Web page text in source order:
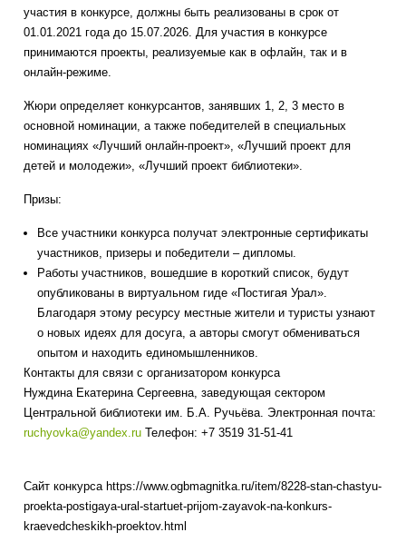
участия в конкурсе, должны быть реализованы в срок от
01.01.2021 года до 15.07.2026. Для участия в конкурсе
принимаются проекты, реализуемые как в офлайн, так и в
онлайн-режиме.
Жюри определяет конкурсантов, занявших 1, 2, 3 место в
основной номинации, а также победителей в специальных
номинациях «Лучший онлайн-проект», «Лучший проект для
детей и молодежи», «Лучший проект библиотеки».
Призы:
Все участники конкурса получат электронные сертификаты
участников, призеры и победители – дипломы.
Работы участников, вошедшие в короткий список, будут
опубликованы в виртуальном гиде «Постигая Урал».
Благодаря этому ресурсу местные жители и туристы узнают
о новых идеях для досуга, а авторы смогут обмениваться
опытом и находить единомышленников.
Контакты для связи с организатором конкурса
Нуждина Екатерина Сергеевна, заведующая сектором
Центральной библиотеки им. Б.А. Ручьёва. Электронная почта:
ruchyovka@yandex.ru Телефон: +7 3519 31-51-41
Сайт конкурса https://www.ogbmagnitka.ru/item/8228-stan-chastyu-
proekta-postigaya-ural-startuet-prijom-zayavok-na-konkurs-
kraevedcheskikh-proektov.html